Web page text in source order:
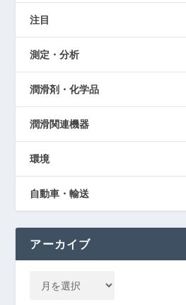
注目
測定・分析
潤滑剤・化学品
潤滑関連機器
環境
自動車・輸送
アーカイブ